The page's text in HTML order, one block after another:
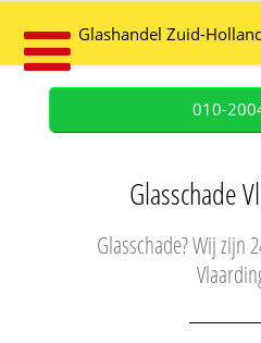
Glashandel Zuid-
010-
Glasschade
Glasschade? Wij zijn